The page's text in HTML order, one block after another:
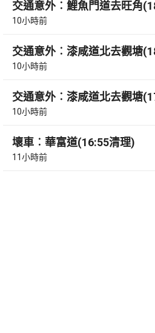
交通意外︰鯉魚門道去旺角
10小時前
交通意外︰漆咸道北去觀塘
10小時前
交通意外︰漆咸道北去觀塘
10小時前
壞車︰華富道(16:55清理)
11小時前